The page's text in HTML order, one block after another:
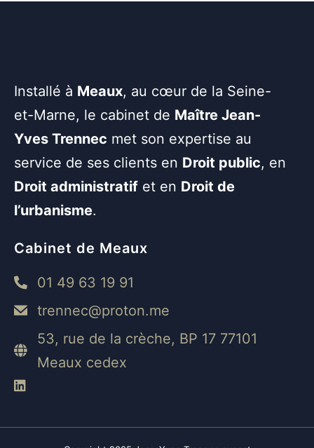
Installé à Meaux, au cœur de la Seine-
et-Marne, le cabinet de Maître Jean-
Yves Trennec met son expertise au
service de ses clients en Droit public, en
Droit administratif et en Droit de
l’urbanisme.
Cabinet de Meaux
01 49 63 19 91
trennec@proton.me
53, rue de la crèche, BP 17 77101
Meaux cedex